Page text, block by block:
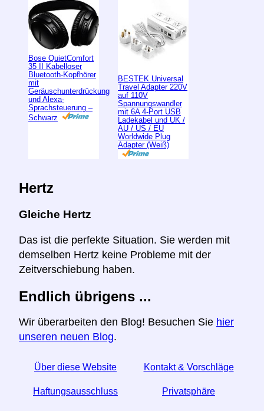
Bose QuietComfort
35 II Kabelloser
Bluetooth-Kopfhörer
mit
Geräuschunterdrückung
und Alexa-
Sprachsteuerung –
Schwarz
BESTEK Universal
Travel Adapter 220V
auf 110V
Spannungswandler
mit 6A 4-Port USB
Ladekabel und UK /
AU / US / EU
Worldwide Plug
Adapter (Weiß)
Hertz
Gleiche Hertz
Das ist die perfekte Situation. Sie werden mit
demselben Hertz keine Probleme mit der
Zeitverschiebung haben.
Endlich übrigens ...
Wir überarbeiten den Blog! Besuchen Sie hier
unseren neuen Blog.
Über diese Website Kontakt & Vorschläge
Haftungsausschluss Privatsphäre